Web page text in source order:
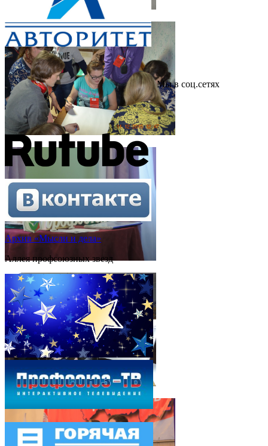
Мы в соц.сетях
Архив «Мысли и дела»
Аллея профсоюзных звезд